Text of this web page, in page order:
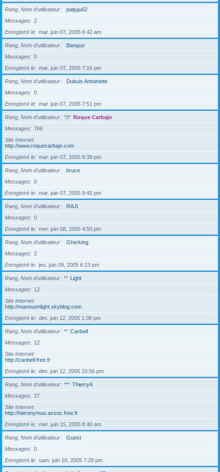
Rang, Nom d’utilisateur
patjuju62
Messages
2
Enregistré le
mar. juin 07, 2005 6:42 am
Rang, Nom d’utilisateur
Banquo
Messages
0
Enregistré le
mar. juin 07, 2005 7:16 pm
Rang, Nom d’utilisateur
Dubuis Antoinette
Messages
0
Enregistré le
mar. juin 07, 2005 7:51 pm
Rang, Nom d’utilisateur *3* Roque Carbajo
Messages
766
Site Internet
http://www.roquecarbajo.com
Enregistré le
mar. juin 07, 2005 8:39 pm
Rang, Nom d’utilisateur
bruce
Messages
0
Enregistré le
mar. juin 07, 2005 9:45 pm
Rang, Nom d’utilisateur
RAJI
Messages
0
Enregistré le
mer. juin 08, 2005 4:50 pm
Rang, Nom d’utilisateur
Gherking
Messages
2
Enregistré le
jeu. juin 09, 2005 6:13 pm
Rang, Nom d’utilisateur ** Light
Messages
12
Site Internet
http://manoushlight.skyblog.com
Enregistré le
dim. juin 12, 2005 1:38 pm
Rang, Nom d’utilisateur ** Canbell
Messages
12
Site Internet
http://canbell.free.fr
Enregistré le
dim. juin 12, 2005 10:56 pm
Rang, Nom d’utilisateur *** ThierryA
Messages
27
Site Internet
http://hieronymus.assoc.free.fr
Enregistré le
mer. juin 15, 2005 8:40 am
Rang, Nom d’utilisateur
Guest
Messages
0
Enregistré le
sam. juin 18, 2005 7:28 pm